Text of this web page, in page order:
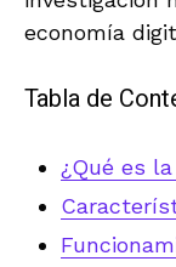
economía
Tabla de
¿Qué es